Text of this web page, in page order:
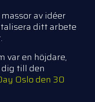
av idéer
ditt arbete
var en höjdare,
till den
Oslo den 30